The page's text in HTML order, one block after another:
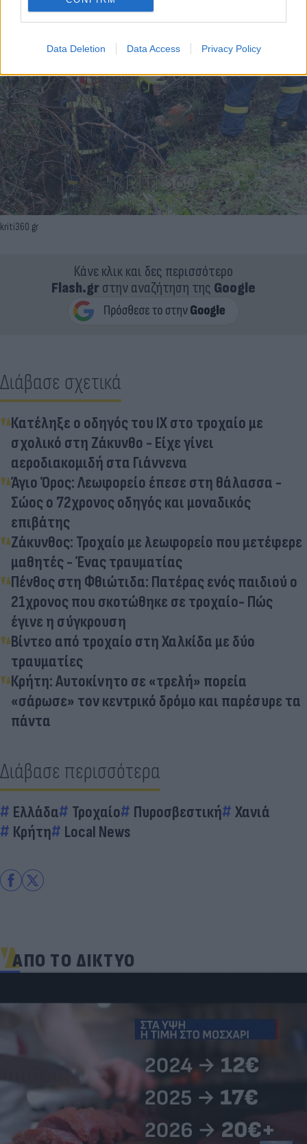
Data Deletion Data Access Privacy Policy
kriti360.gr
Κάνε κλικ και δες περισσότερο
Flash.grστην αναζήτηση της Google
Διάβασε σχετικά
Κατέληξε ο οδηγός του ΙΧ στο τροχαίο με
σχολικό στη Ζάκυνθο - Είχε γίνει
αεροδιακομιδή στα Γιάννενα
Άγιο Όρος: Λεωφορείο έπεσε στη θάλασσα -
Σώος ο 72χρονος οδηγός και μοναδικός
επιβάτης
Ζάκυνθος: Τροχαίο με λεωφορείο που μετέφερε
μαθητές - Ένας τραυματίας
Πένθος στη Φθιώτιδα: Πατέρας ενός παιδιού ο
21χρονος που σκοτώθηκε σε τροχαίο- Πώς
έγινε η σύγκρουση
Βίντεο από τροχαίο στη Χαλκίδα με δύο
τραυματίες
Κρήτη: Αυτοκίνητο σε «τρελή» πορεία
«σάρωσε» τον κεντρικό δρόμο και παρέσυρε τα
πάντα
Διάβασε περισσότερα
Ελλάδα Τροχαίο Πυροσβεστική
Χανιά
Κρήτη
Local News
ΑΠΟ ΤΟ ΔΙΚΤΥΟ